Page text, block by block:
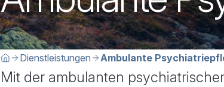
Sie befinden sich hier:
HomeDienstleistungen Ambulante
Mit der ambulanten